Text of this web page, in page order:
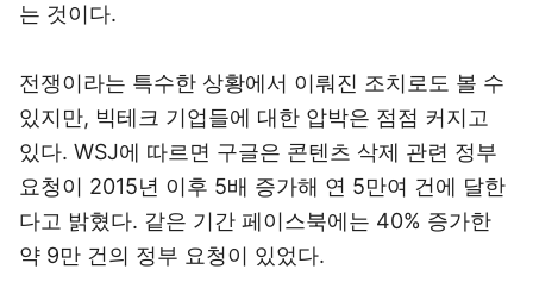
는 것이다.
전쟁이라는 특수한 상황에서 이뤄진 조치로도 볼 수
있지만, 빅테크 기업들에 대한 압박은 점점 커지고
있다. WSJ에 따르면 구글은 콘텐츠 삭제 관련 정부
요청이 2015년 이후 5배 증가해 연 5만여 건에 달한
다고 밝혔다. 같은 기간 페이스북에는 40% 증가한
약 9만 건의 정부 요청이 있었다.